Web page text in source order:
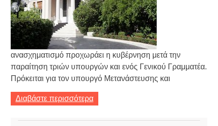
ανασχηματισμό προχωράει η κυβέρνηση μετά την
παραίτηση τριών υπουργών και ενός Γενικού Γραμματέα.
Πρόκειται για τον υπουργό Μετανάστευσης και
Διαβάστε περισσότερα